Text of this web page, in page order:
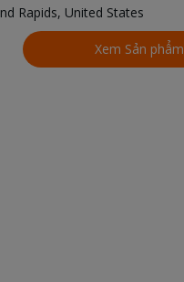
Rapids, United States
Xem Sản phẩm